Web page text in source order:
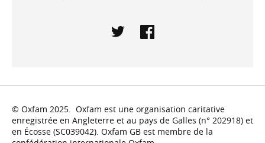
© Oxfam 2025. Oxfam est une organisation caritative
enregistrée en Angleterre et au pays de Galles (n° 202918) et
en Écosse (SC039042). Oxfam GB est membre de la